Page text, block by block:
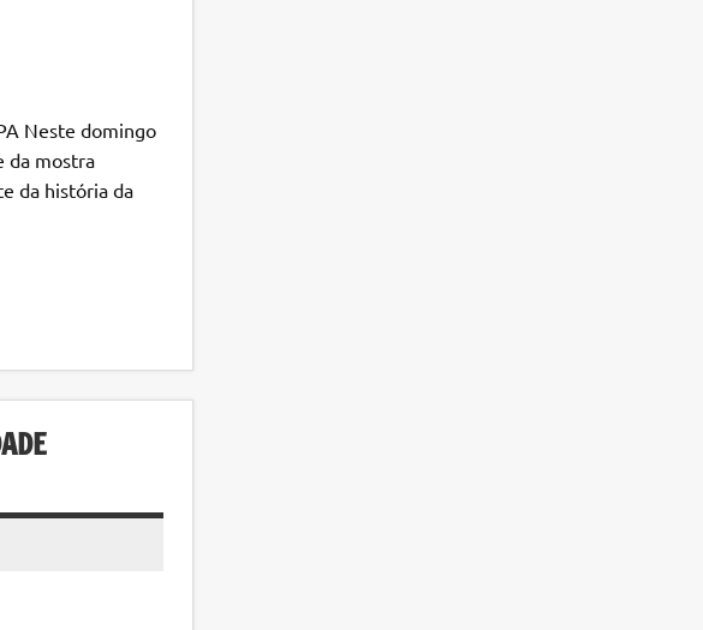
Neste domingo
da mostra
da história da